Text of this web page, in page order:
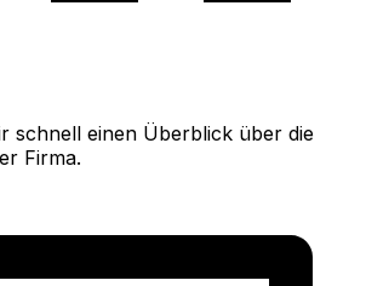
schnell einen Überblick über die
Firma.